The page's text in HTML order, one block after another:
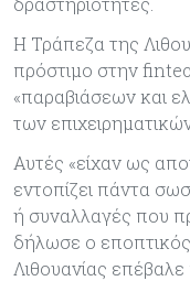
Η Τράπεζα της
πρόστιμο στην
«παραβιάσεων και
των
Αυτές «είχαν ως
εντοπίζει πάντα
ή συναλλαγές που
δήλωσε ο
Λιθουανίας